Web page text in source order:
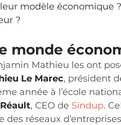
modèle économique
?
monde
Mathieu les ont
Le Marec, président
année à l’école
, CEO de Sindup.
des réseaux